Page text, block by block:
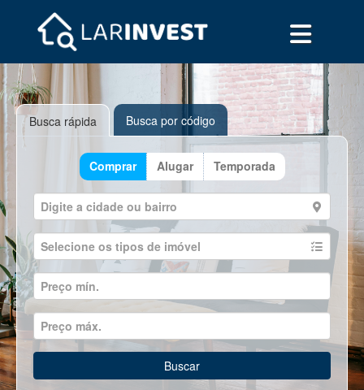
Busca rápida Busca por código
Comprar Alugar Temporada